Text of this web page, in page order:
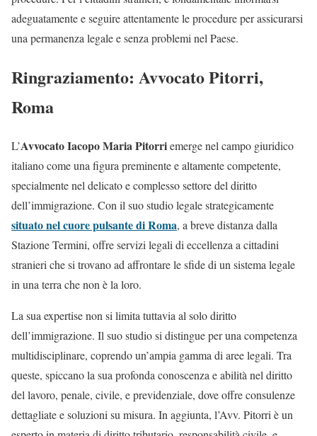
adeguatamente e seguire attentamente le procedure per assicurarsi
una permanenza legale e senza problemi nel Paese.
Ringraziamento: Avvocato Pitorri,
Roma
L’Avvocato Iacopo Maria Pitorriemerge nel campo giuridico
italiano come una figura preminente e altamente competente,
specialmente nel delicato e complesso settore del diritto
dell’immigrazione. Con il suo studio legale strategicamente
situato nel cuore pulsante di Roma, a breve distanza dalla
Stazione Termini, offre servizi legali di eccellenza a cittadini
stranieri che si trovano ad affrontare le sfide di un sistema legale
in una terra che non è la loro.
La sua expertise non si limita tuttavia al solo diritto
dell’immigrazione. Il suo studio si distingue per una competenza
multidisciplinare, coprendo un’ampia gamma di aree legali. Tra
queste, spiccano la sua profonda conoscenza e abilità nel diritto
del lavoro, penale, civile, e previdenziale, dove offre consulenze
dettagliate e soluzioni su misura. In aggiunta, l’Avv. Pitorri è un